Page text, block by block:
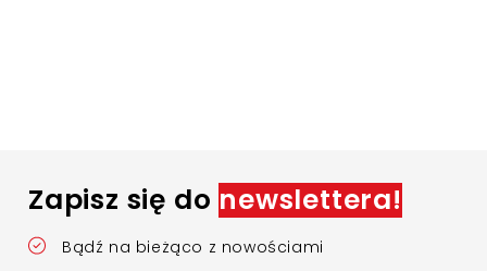
Zapisz się do newslettera!
Bądź na bieżąco z nowościami